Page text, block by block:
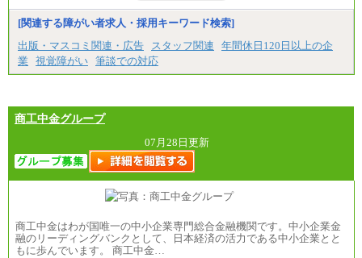
[関連する障がい者求人・採用キーワード検索]
出版・マスコミ関連・広告
スタッフ関連
年間休日120日以上の企
業
視覚障がい 筆談での対応
商工中金グループ
07月28日更新
商工中金はわが国唯一の中小企業専門総合金融機関です。中小企業金
融のリーディングバンクとして、日本経済の活力である中小企業とと
もに歩んでいます。 商工中金…